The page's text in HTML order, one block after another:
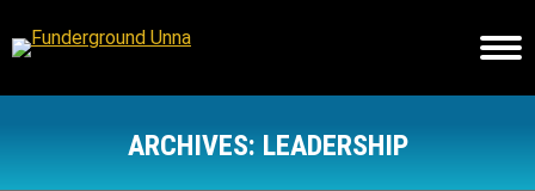
ARCHIVES: LEADERSHIP